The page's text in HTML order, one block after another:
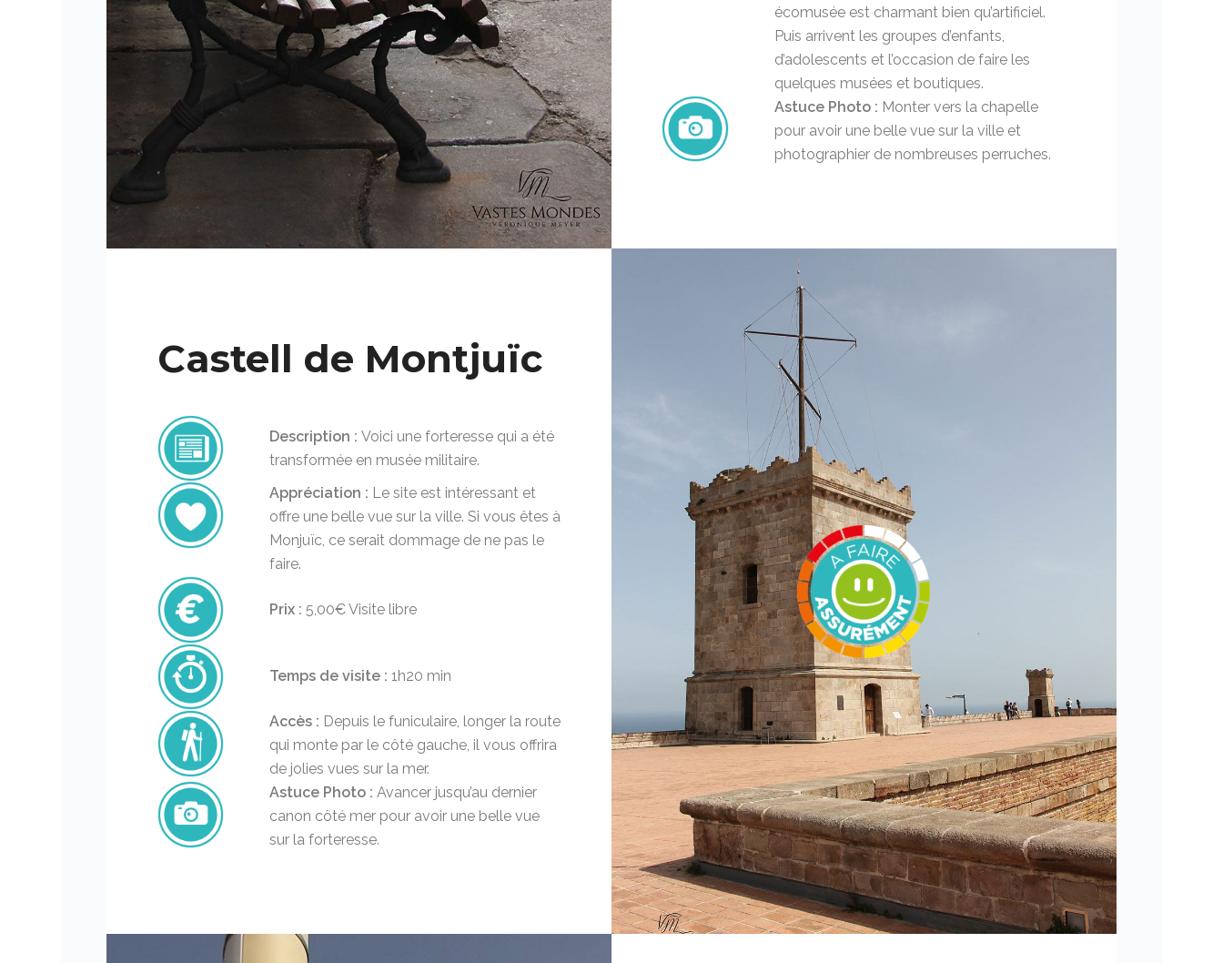
écomusée est charmant bien qu’artificiel.
Puis arrivent les groupes d’enfants,
d’adolescents et l’occasion de faire les
quelques musées et boutiques.
Astuce Photo : Monter vers la chapelle
pour avoir une belle vue sur la ville et
photographier de nombreuses perruches.
Castell de Montjuïc
Description :Voici une forteresse qui a été
transformée en musée militaire.
Appréciation : Le site est intéressant et
offre une belle vue sur la ville. Si vous êtes à
Monjuïc, ce serait dommage de ne pas le
faire.
Prix :5,00€ Visite libre
Temps de visite : 1h20 min
Accès : Depuis le funiculaire, longer la route
qui monte par le côté gauche, il vous offrira
de jolies vues sur la mer.
Astuce Photo : Avancer jusqu’au dernier
canon côté mer pour avoir une belle vue
sur la forteresse.